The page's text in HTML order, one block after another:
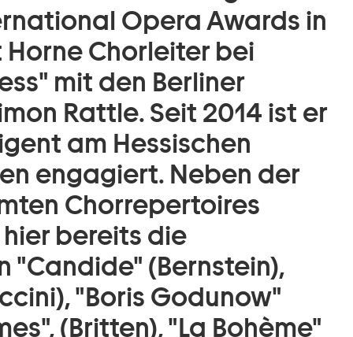
Opera Awards in
Chorleiter bei
mit den Berliner
Rattle. Seit 2014 ist er
am Hessischen
engagiert. Neben der
Chorrepertoires
bereits die
"Candide" (Bernstein),
"Boris Godunow"
(Britten), "La Bohème"